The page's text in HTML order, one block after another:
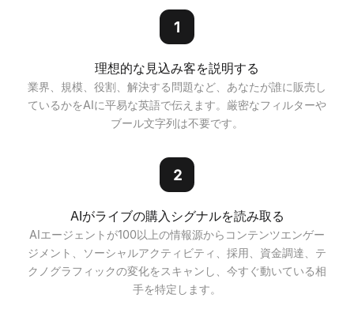
1
理想的な見込み客を説明する
業界、規模、役割、解決する問題など、あなたが誰に販売し
ているかをAIに平易な英語で伝えます。厳密なフィルターや
ブール文字列は不要です。
2
AIがライブの購入シグナルを読み取る
AIエージェントが100以上の情報源からコンテンツエンゲー
ジメント、ソーシャルアクティビティ、採用、資金調達、テ
クノグラフィックの変化をスキャンし、今すぐ動いている相
手を特定します。